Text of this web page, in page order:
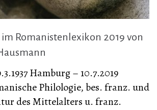
Romanistenlexikon 2019 von
Hamburg – 10.7.2019
Philologie, bes. franz. und
des Mittelalters u. franz.